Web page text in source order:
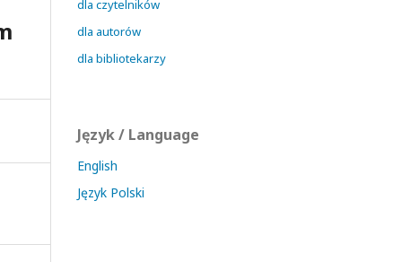
dla czytelników
dla autorów
dla bibliotekarzy
Język / Language
English
Język Polski